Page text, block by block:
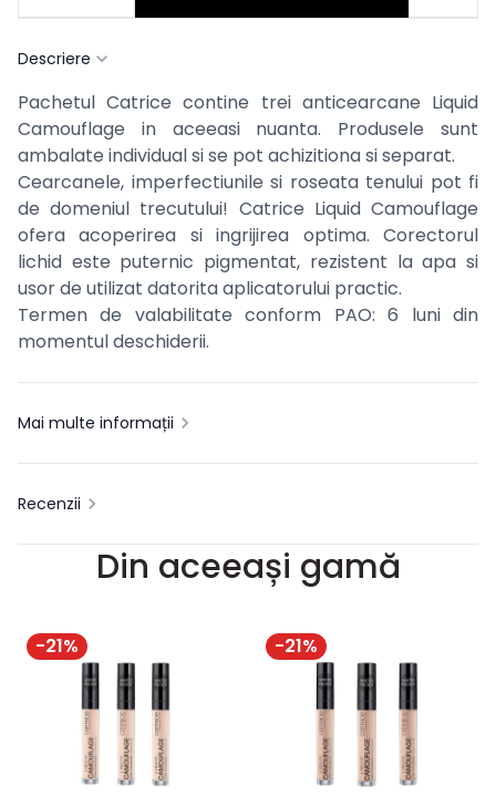
Descriere
Pachetul Catrice contine trei anticearcane Liquid
Camouflage in aceeasi nuanta. Produsele sunt
ambalate individual si se pot achizitiona si separat.
Cearcanele, imperfectiunile si roseata tenului pot fi
de domeniul trecutului! Catrice Liquid Camouflage
ofera acoperirea si ingrijirea optima. Corectorul
lichid este puternic pigmentat, rezistent la apa si
usor de utilizat datorita aplicatorului practic.
Termen de valabilitate conform PAO: 6 luni din
momentul deschiderii.
Mai multe informații
Recenzii
Din aceeași gamă
-21% -21%